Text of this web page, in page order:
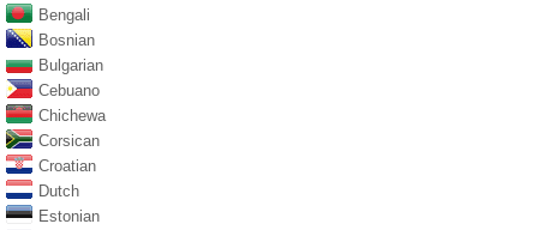
Bengali
Bosnian
Bulgarian
Cebuano
Chichewa
Corsican
Croatian
Dutch
Estonian